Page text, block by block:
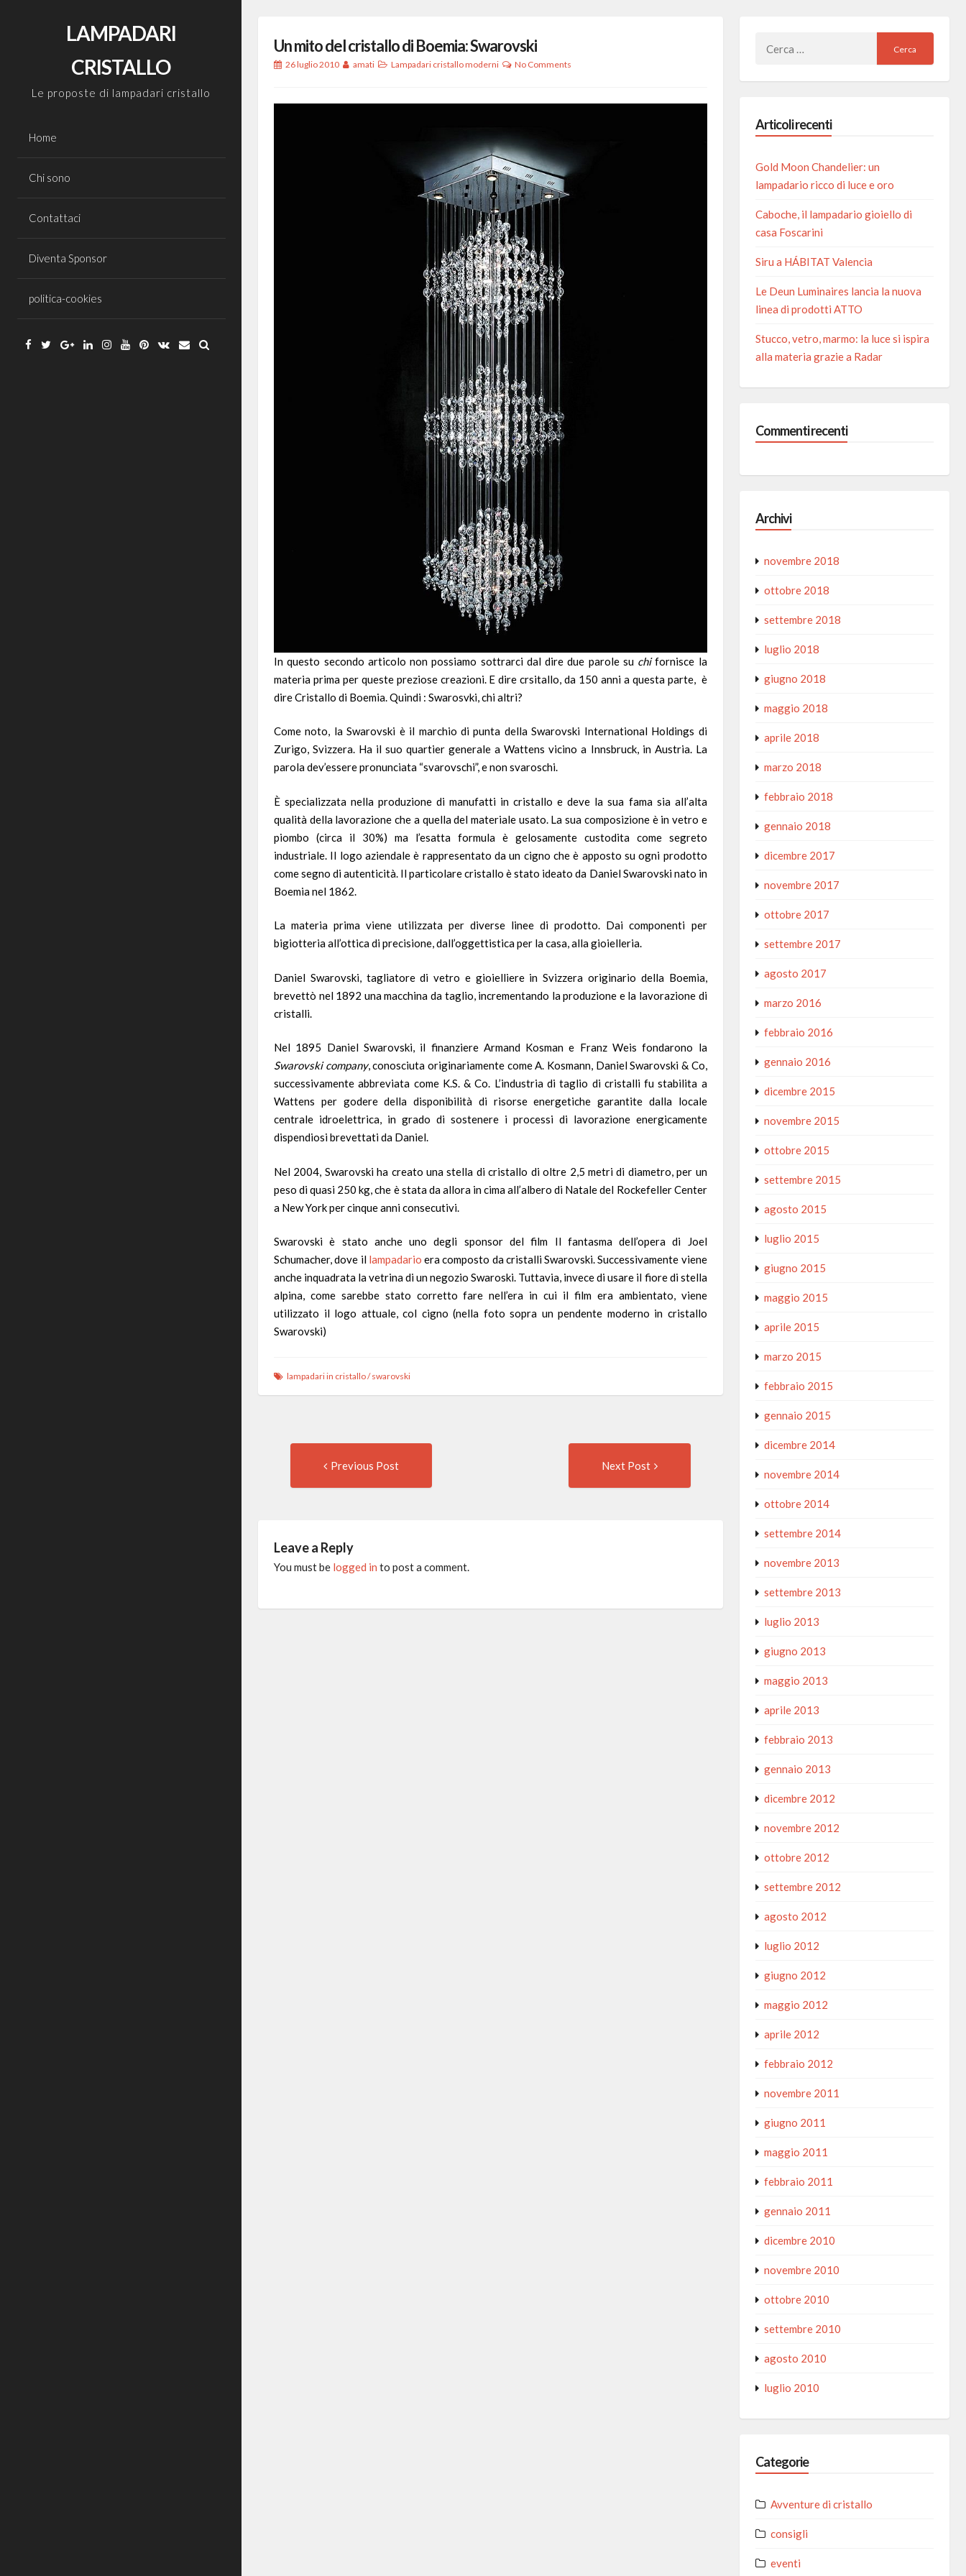
LAMPADARI
CRISTALLO
Le proposte di lampadari cristallo
Home
Chi sono
Contattaci
Diventa Sponsor
politica-cookies
Facebook
TwitterGoogleLinkedinInstagramYouTubePinterest
VK Email
Un mito del cristallo di Boemia: Swarovski
26 luglio 2010 amati Lampadari cristallo moderni No Comments
In questo secondo articolo non possiamo sottrarci dal dire due parole su chifornisce la
materia prima per queste preziose creazioni. E dire crsitallo, da 150 anni a questa parte, è
dire Cristallo di Boemia. Quindi : Swarosvki, chi altri?
Come noto, la Swarovski è il marchio di punta dellaSwarovski International Holdings di
Zurigo,Svizzera. Ha il suo quartier generale aWattens vicino a Innsbruck, in Austria. La
parola dev’essere pronunciata “svarovschi”, e non svaroschi.
È specializzata nella produzione di manufatti incristallo e deve la sua fama sia all’alta
qualità della lavorazione che a quella del materiale usato. La sua composizione è in vetro e
piombo (circa il 30%) ma l’esatta formula è gelosamente custodita come segreto
industriale. Il logo aziendale è rappresentato da un cigno che è apposto su ogni prodotto
come segno di autenticità. Il particolare cristallo è stato ideato da Daniel Swarovskinato in
Boemianel 1862.
La materia prima viene utilizzata per diverse linee di prodotto. Dai componenti per
bigiotteria all’ottica di precisione, dall’oggettistica per la casa, alla gioielleria.
Daniel Swarovski, tagliatore di vetro e gioielliere inSvizzera originario della Boemia,
brevettò nel 1892 una macchina da taglio, incrementando la produzione e la lavorazione di
cristalli.
Nel 1895 Daniel Swarovski, il finanziere Armand Kosman e Franz Weis fondarono la
Swarovski company, conosciuta originariamente come A. Kosmann, Daniel Swarovski & Co,
successivamente abbreviata come K.S. & Co. L’industria di taglio di cristalli fu stabilita a
Wattens per godere della disponibilità di risorse energetiche garantite dalla locale
centrale idroelettrica, in grado di sostenere i processi di lavorazione energicamente
dispendiosi brevettati da Daniel.
Nel 2004, Swarovski ha creato una stella di cristallo di oltre 2,5 metri di diametro, per un
peso di quasi 250 kg, che è stata da allora in cima all’albero di Natale del Rockefeller Center
a New York per cinque anni consecutivi.
Swarovski è stato anche uno degli sponsor del film Il fantasma dell’opera di
Joel
Schumacher, dove il lampadario era composto da cristalli Swarovski. Successivamente viene
anche inquadrata la vetrina di un negozio Swaroski. Tuttavia, invece di usare il fiore di stella
alpina, come sarebbe stato corretto fare nell’era in cui il film era ambientato, viene
utilizzato il logo attuale, col cigno (nella foto sopra un pendente moderno in cristallo
Swarovski)
lampadari in cristallo/swarovski
Post
navigation
Previous Post Next Post
Leave a Reply
You must be logged in to post a comment.
Articoli recenti
Gold Moon Chandelier: un
lampadario ricco di luce e oro
Caboche, il lampadario gioiello di
casa Foscarini
Siru a HÁBITAT Valencia
Le Deun Luminaires lancia la nuova
linea di prodotti ATTO
Stucco, vetro, marmo: la luce si ispira
alla materia grazie a Radar
Commenti recenti
Archivi
novembre 2018
ottobre 2018
settembre 2018
luglio 2018
giugno 2018
maggio 2018
aprile 2018
marzo 2018
febbraio 2018
gennaio 2018
dicembre 2017
novembre 2017
ottobre 2017
settembre 2017
agosto 2017
marzo 2016
febbraio 2016
gennaio 2016
dicembre 2015
novembre 2015
ottobre 2015
settembre 2015
agosto 2015
luglio 2015
giugno 2015
maggio 2015
aprile 2015
marzo 2015
febbraio 2015
gennaio 2015
dicembre 2014
novembre 2014
ottobre 2014
settembre 2014
novembre 2013
settembre 2013
luglio 2013
giugno 2013
maggio 2013
aprile 2013
febbraio 2013
gennaio 2013
dicembre 2012
novembre 2012
ottobre 2012
settembre 2012
agosto 2012
luglio 2012
giugno 2012
maggio 2012
aprile 2012
febbraio 2012
novembre 2011
giugno 2011
maggio 2011
febbraio 2011
gennaio 2011
dicembre 2010
novembre 2010
ottobre 2010
settembre 2010
agosto 2010
luglio 2010
Categorie
Avventure di cristallo
consigli
eventi